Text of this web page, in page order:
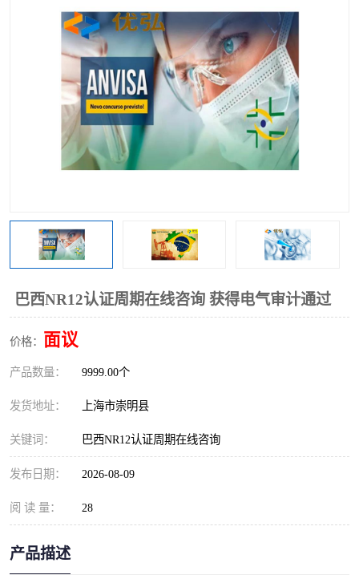
巴西NR12认证周期在线咨询 获得电气审计通过
价格： 面议
产品数量： 9999.00个
发货地址： 上海市崇明县
关键词： 巴西NR12认证周期在线咨询
发布日期： 2026-08-09
阅 读 量： 28
产品描述